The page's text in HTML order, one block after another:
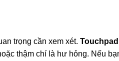
trọng cần xem xét.
thậm chí là hư hỏng. Nếu